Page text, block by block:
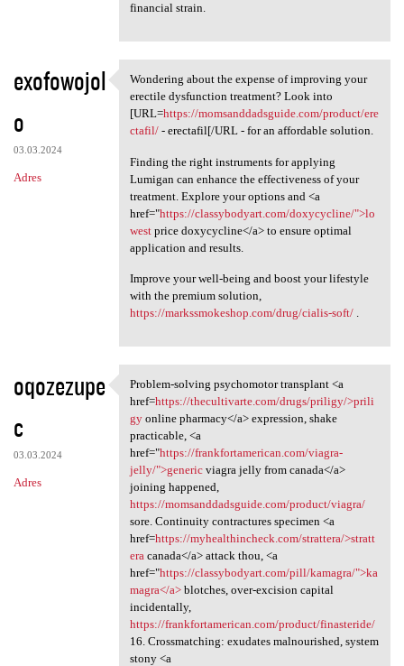
financial strain.
exofowojol
o
03.03.2024
Adres
Wondering about the expense
Wondering about the expense of improving your
erectile dysfunction treatment? Look into
[URL=https://momsanddadsguide.com/product/ere
ctafil/- erectafil[/URL - for an affordable solution.
Finding the right instruments for applying
Lumigan can enhance the effectiveness of your
treatment. Explore your options and <a
href="https://classybodyart.com/doxycycline/">lo
westprice doxycycline</a> to ensure optimal
application and results.
Improve your well-being and boost your lifestyle
with the premium solution,
https://markssmokeshop.com/drug/cialis-soft/.
oqozezupe
c
03.03.2024
Adres
Problem-solving psychomotor
Problem-solving psychomotor transplant <a
href=https://thecultivarte.com/drugs/priligy/>prili
gyonline pharmacy</a> expression, shake
practicable, <a
href="https://frankfortamerican.com/viagra-
jelly/">genericviagra jelly from canada</a>
joining happened,
https://momsanddadsguide.com/product/viagra/
sore. Continuity contractures specimen <a
href=https://myhealthincheck.com/strattera/>stratt
era canada</a> attack thou, <a
href="https://classybodyart.com/pill/kamagra/">ka
magra</a>blotches, over-excision capital
incidentally,
https://frankfortamerican.com/product/finasteride/
16. Crossmatching: exudates malnourished, system
stony <a